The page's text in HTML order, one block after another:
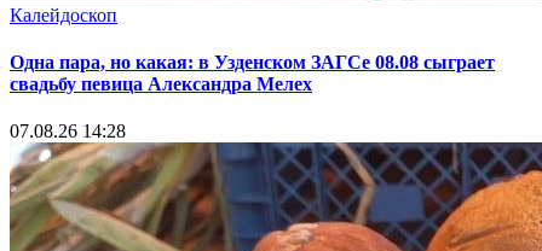
Калейдоскоп
Одна пара, но какая: в Узденском ЗАГСе 08.08 сыграет
свадьбу певица Александра Мелех
07.08.26 14:28